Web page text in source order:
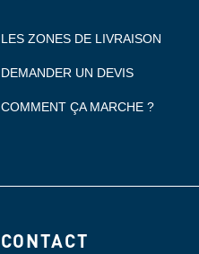
LES ZONES DE LIVRAISON
DEMANDER UN DEVIS
COMMENT ÇA MARCHE ?
CONTACT